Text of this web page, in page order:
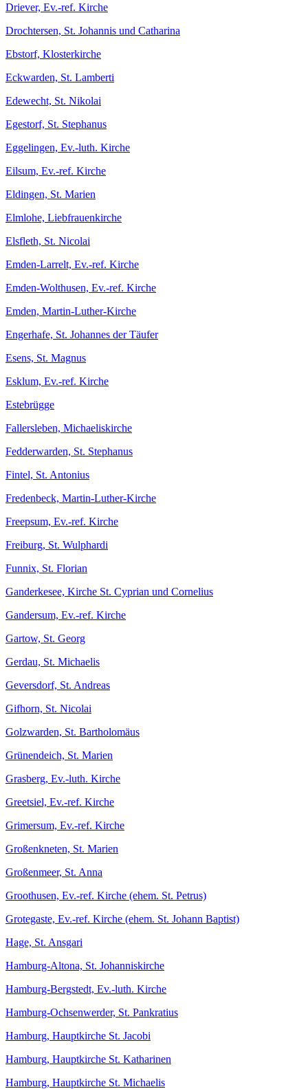
Driever, Ev.-ref. Kirche
Drochtersen, St. Johannis und Catharina
Ebstorf, Klosterkirche
Eckwarden, St. Lamberti
Edewecht, St. Nikolai
Egestorf, St. Stephanus
Eggelingen, Ev.-luth. Kirche
Eilsum, Ev.-ref. Kirche
Eldingen, St. Marien
Elmlohe, Liebfrauenkirche
Elsfleth, St. Nicolai
Emden-Larrelt, Ev.-ref. Kirche
Emden-Wolthusen, Ev.-ref. Kirche
Emden, Martin-Luther-Kirche
Engerhafe, St. Johannes der Täufer
Esens, St. Magnus
Esklum, Ev.-ref. Kirche
Estebrügge
Fallersleben, Michaeliskirche
Fedderwarden, St. Stephanus
Fintel, St. Antonius
Fredenbeck, Martin-Luther-Kirche
Freepsum, Ev.-ref. Kirche
Freiburg, St. Wulphardi
Funnix, St. Florian
Ganderkesee, Kirche St. Cyprian und Cornelius
Gandersum, Ev.-ref. Kirche
Gartow, St. Georg
Gerdau, St. Michaelis
Geversdorf, St. Andreas
Gifhorn, St. Nicolai
Golzwarden, St. Bartholomäus
Grünendeich, St. Marien
Grasberg, Ev.-luth. Kirche
Greetsiel, Ev.-ref. Kirche
Grimersum, Ev.-ref. Kirche
Großenkneten, St. Marien
Großenmeer, St. Anna
Groothusen, Ev.-ref. Kirche (ehem. St. Petrus)
Grotegaste, Ev.-ref. Kirche (ehem. St. Johann Baptist)
Hage, St. Ansgari
Hamburg-Altona, St. Johanniskirche
Hamburg-Bergstedt, Ev.-luth. Kirche
Hamburg-Ochsenwerder, St. Pankratius
Hamburg, Hauptkirche St. Jacobi
Hamburg, Hauptkirche St. Katharinen
Hamburg, Hauptkirche St. Michaelis